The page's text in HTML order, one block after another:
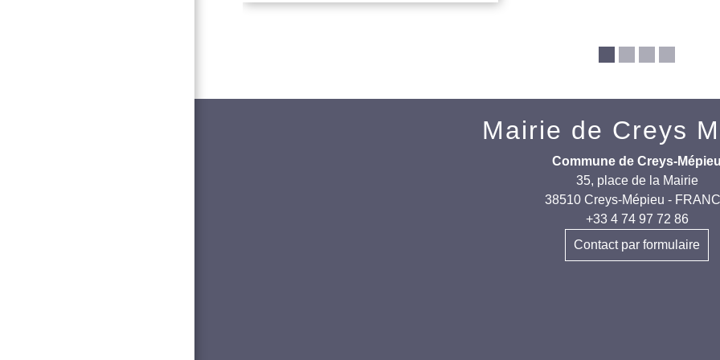
Mairie de Creys
Commune de Creys-Mépieu
35, place de la Mairie
38510 Creys-Mépieu -
+33 4 74 97 72 86
Contact par formulaire